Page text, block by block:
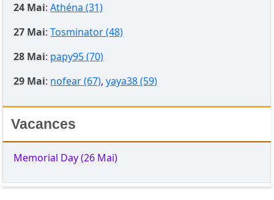
24 Mai:Athéna (31)
27 Mai:Tosminator (48)
28 Mai: papy95 (70)
29 Mai: nofear (67),yaya38 (59)
Vacances
Memorial Day (26 Mai)